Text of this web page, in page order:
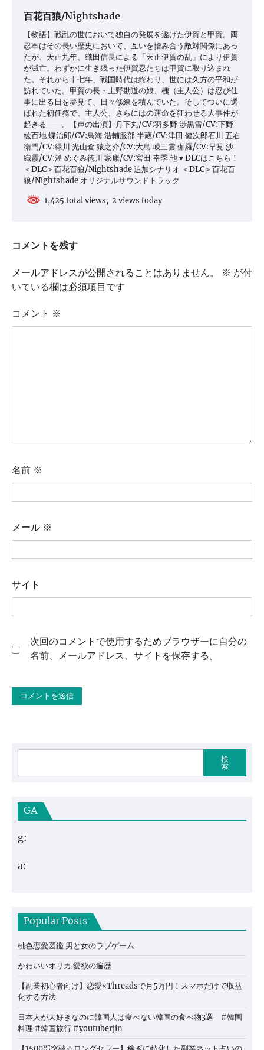
百花百狼/Nightshade
【物語】戦乱の世において独自の発展を遂げた伊賀と甲賀。両
忍軍はその長い歴史において、互いを憎み合う敵対関係にあっ
たが、天正九年、織田信長による「天正伊賀の乱」により伊賀
が滅亡。わずかに生き残った伊賀忍たちは甲賀に取り込まれ
た。それから十七年、戦国時代は終わり、世には久方の平和が
訪れていた。甲賀の長・上野勘道の娘、槐（主人公）は忍び仕
事に出る日を夢見て、日々修練を積んでいた。そしてついに選
ばれた初任務で、主人公、さらにはの運命を狂わせる大事件が
起きる――。【声の出演】月下丸/CV:羽多野 渉黒雪/CV:下野
紘百地 蝶治郎/CV:鳥海 浩輔服部 半蔵/CV:津田 健次郎石川 五右
衛門/CV:緑川 光山倉 猿之介/CV:大島 崚三雲 伽羅/CV:早見 沙
織霞/CV:潘 めぐみ徳川 家康/CV:宮田 幸季 他▼DLCはこちら！
＜DLC＞百花百狼/Nightshade 追加シナリオ ＜DLC＞百花百
狼/Nightshade オリジナルサウンドトラック
1,425 total views, 2 views today
コメントを残す
メールアドレスが公開されることはありません。 ※ が付
いている欄は必須項目です
コメント ※
名前 ※
メール ※
サイト
次回のコメントで使用するためブラウザーに自分の
名前、メールアドレス、サイトを保存する。
検
索
GA
g:
a:
Popular Posts
桃色恋愛図鑑 男と女のラブゲーム
かわいいオリカ 愛欲の遍歴
【副業初心者向け】恋愛×Threadsで月5万円！スマホだけで収益
化する方法
日本人が大好きなのに韓国人は食べない韓国の食べ物3選 #韓国
料理 #韓国旅行 #youtuberjin